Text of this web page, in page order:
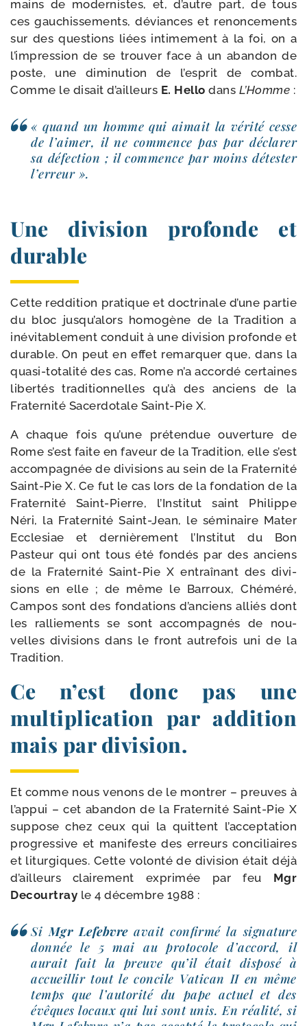
mains de moder­nistes, et, d’autre part, de tous
ces gau­chis­se­ments, déviances et renon­ce­ments
sur des ques­tions liées inti­me­ment à la foi, on a
l’im­pres­sion de se trou­ver face à un aban­don de
poste, une dimi­nu­tion de l’es­prit de com­bat.
Comme le disait d’ailleurs E. Hello dans L’Homme :
« quand un homme qui aimait la véri­té cesse
de l’ai­mer, il ne com­mence pas par décla­rer
sa défec­tion ; il com­mence par moins détes­ter
l’erreur ».
Une division profonde et
durable
Cette red­di­tion pra­tique et doc­tri­nale d’une par­tie
du bloc jus­qu’a­lors homo­gène de la Tradition a
inévi­ta­ble­ment conduit à une divi­sion pro­fonde et
durable. On peut en effet remar­quer que, dans la
quasi-​totalité des cas, Rome n’a accor­dé cer­taines
liber­tés tra­di­tion­nelles qu’à des anciens de la
Fraternité Sacerdotale Saint-​Pie X.
A chaque fois qu’une pré­ten­due ouver­ture de
Rome s’est faite en faveur de la Tradition, elle s’est
accom­pa­gnée de divi­sions au sein de la Fraternité
Saint-​Pie X. Ce fut le cas lors de la fon­da­tion de la
Fraternité Saint-​Pierre, l’Institut saint Philippe
Néri, la Fraternité Saint-​Jean, le sémi­naire Mater
Ecclesiae et der­niè­re­ment l’Institut du Bon
Pasteur qui ont tous été fon­dés par des anciens
de la Fraternité Saint-​Pie X entraî­nant des divi­
sions en elle ; de même le Barroux, Chéméré,
Campos sont des fon­da­tions d’an­ciens alliés dont
les ral­lie­ments se sont accom­pa­gnés de nou­
velles divi­sions dans le front autre­fois uni de la
Tradition.
Ce n’est donc pas une
multiplication par addition
mais par division.
Et comme nous venons de le mon­trer – preuves à
l’ap­pui – cet aban­don de la Fraternité Saint-​Pie X
sup­pose chez ceux qui la quittent l’ac­cep­ta­tion
pro­gres­sive et mani­feste des erreurs conci­liaires
et litur­giques. Cette volon­té de divi­sion était déjà
d’ailleurs clai­re­ment expri­mée par feu Mgr
Decourtray le 4 décembre 1988 :
Si Mgr Lefebvreavait confir­mé la signa­ture
don­née le 5 mai au pro­to­cole d’ac­cord, il
aurait fait la preuve qu’il était dis­po­sé à
accueillir tout le concile Vatican II en même
temps que l’au­to­ri­té du pape actuel et des
évêques locaux qui lui sont unis. En réa­li­té, si